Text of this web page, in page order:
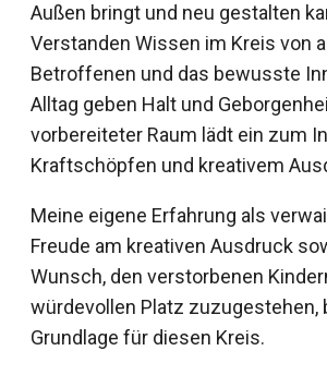
Außen bringt und neu gestalten
Verstanden Wissen im Kreis von
Betroffenen und das bewusste
Alltag geben Halt und
vorbereiteter Raum lädt ein zum
Kraftschöpfen und kreativem
Meine eigene Erfahrung als
Freude am kreativen Ausdruck
Wunsch, den verstorbenen
würdevollen Platz zuzugestehen,
Grundlage für diesen Kreis.